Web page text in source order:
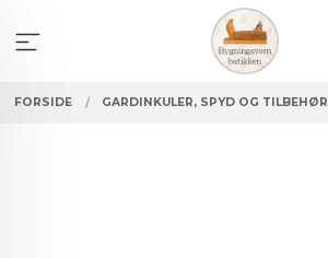
innholdet
FORSIDE GARDINKULER, SPYD OG TILBEHØR